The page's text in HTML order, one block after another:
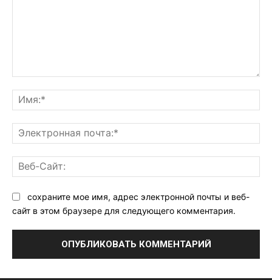
сохраните мое имя, адрес электронной почты и веб-
сайт в этом браузере для следующего комментария.